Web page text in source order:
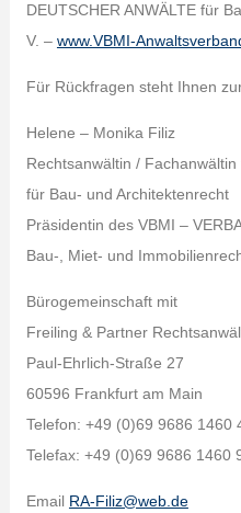
DEUTSCHER ANWÄLTE für
V. – www.VBMI-
Für Rückfragen steht Ihnen
Helene – Monika Filiz
Rechtsanwältin /
für Bau- und Architektenrecht
Präsidentin des VBMI –
Bau-, Miet- und
Bürogemeinschaft mit
Freiling & Partner
Paul-Ehrlich-Straße 27
60596 Frankfurt am Main
Telefon: +49 (0)69 9686 1460
Telefax: +49 (0)69 9686 1460
Email RA-Filiz@web.de